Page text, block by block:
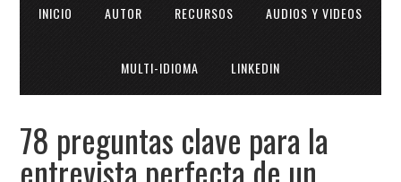
INICIO AUTOR RECURSOS AUDIOS Y VIDEOS
MULTI-IDIOMA LINKEDIN
78 preguntas clave para la
entrevista perfecta de un